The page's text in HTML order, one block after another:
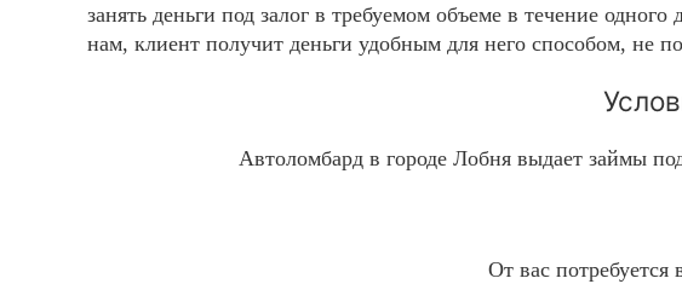
занять деньги под залог в требуемом объеме в течение
нам, клиент получит деньги удобным для него способом, не
Автоломбард в городе Лобня выдает займы
От вас